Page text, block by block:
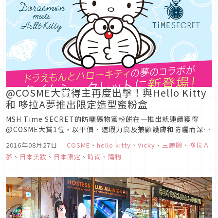
@COSME大賞得主再度出擊！與Hello Kitty
和 哆拉A夢推出限定造型蜜粉盒
MSH Time SECRET的防曬礦物蜜粉餅在一推出就連續獲得
@COSME大賞1位，以平價、遮瑕力高及兼顧護膚和防曬而深受
Kitty X Doraemon」聯名推出限定造型蜜粉盒，要讓女生的荷
包失守啦！
2016年08月27日 ｜ COSME 、 hello kitty 、 Vicky 、 三麗鷗 、 哆拉Ａ
夢 、 日本美妝 、 日本限定 、 時尚 、 購物